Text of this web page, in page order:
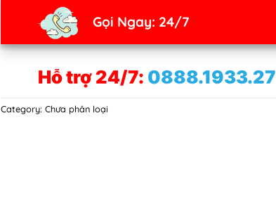
Gọi Ngay: 24/7
Hỗ trợ 24/7: 0888.1933.27
Category: Chưa phân loại